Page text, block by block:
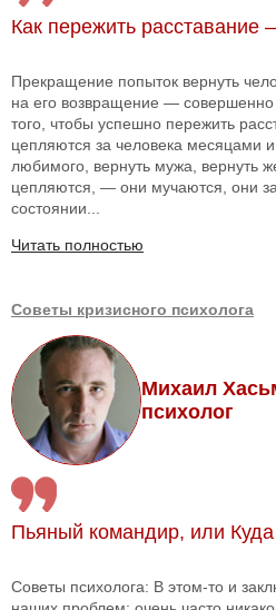
Как пережить расставание
Прекращение попыток вернуть
на его возвращение —
того, чтобы успешно пережить
цепляются за человека месяцами
любимого, вернуть мужа, вернуть
цепляются, — они мучаются, они
состоянии...
Читать полностью
Советы кризисного психолога
Михаил
психолог
Пьяный командир, или Куда
Советы психолога: В этом-то и